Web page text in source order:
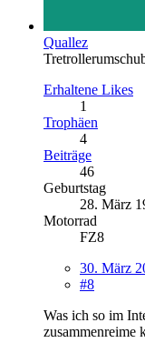
Quallez
Erhaltene Likes
1
Trophäen
4
Beiträge
46
Geburtstag
28. März
Motorrad
FZ8
30. März
#8
Was ich so im
zusammenreime